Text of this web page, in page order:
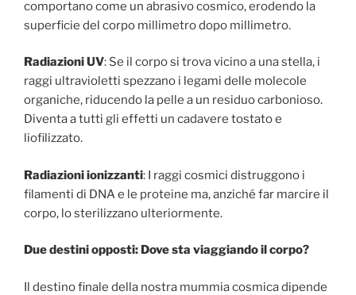
comportano come un abrasivo cosmico, erodendo la
superficie del corpo millimetro dopo millimetro.
Radiazioni UV: Se il corpo si trova vicino a una stella, i
raggi ultravioletti spezzano i legami delle molecole
organiche, riducendo la pelle a un residuo carbonioso.
Diventa a tutti gli effetti un cadavere tostato e
liofilizzato.
Radiazioni ionizzanti: I raggi cosmici distruggono i
filamenti di DNA e le proteine ma, anziché far marcire il
corpo, lo sterilizzano ulteriormente.
Due destini opposti: Dove sta viaggiando il corpo?
Il destino finale della nostra mummia cosmica dipende